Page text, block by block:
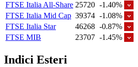
FTSE Italia All-Share 25720 -1.40%
FTSE Italia Mid Cap 39374 -1.08%
FTSE Italia Star
46268 -0.87%
FTSE MIB
23707 -1.45%
Indici Esteri